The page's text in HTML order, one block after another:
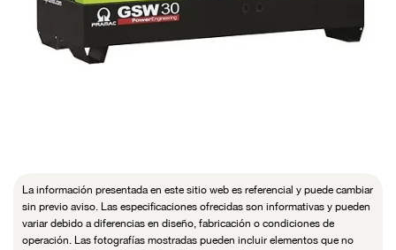
La información presentada en este sitio web es referencial y puede cambiar
sin previo aviso. Las especificaciones ofrecidas son informativas y pueden
variar debido a diferencias en diseño, fabricación o condiciones de
operación. Las fotografías mostradas pueden incluir elementos que no